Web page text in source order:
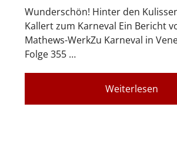
Wunderschön! Hinter den
Kallert zum Karneval Ein Bericht
Mathews-WerkZu Karneval in
Folge 355 …
Weiterlesen